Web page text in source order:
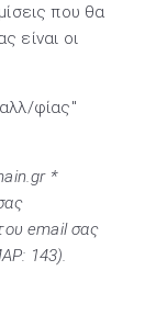
που θα
είναι οι
φίας"
*
email σας
143).